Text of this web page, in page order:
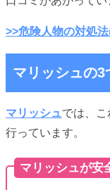
>>危険人物の対処
マリッシュの3
マリッシュでは、
行っています。
マリッシュが安